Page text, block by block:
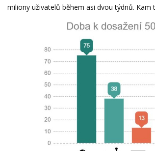
miliony uživatelů během asi dvou týdnů.